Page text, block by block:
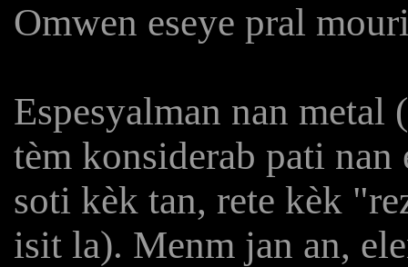
Omwen eseye pral
Espesyalman nan metal
tèm konsiderab pati
soti kèk tan, rete kèk
isit la). Menm jan an,